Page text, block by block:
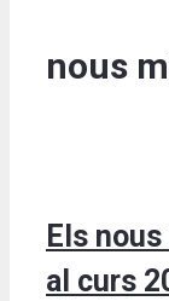
nous
Els
al curs